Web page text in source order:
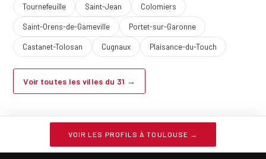
Tournefeuille Saint-Jean Colomiers
Saint-Orens-de-Gameville Portet-sur-Garonne
Castanet-Tolosan Cugnaux Plaisance-du-Touch
Voir toutes les villes du 31 →
Mentions légales·Confidentialité
VOIR LES PROFILS À TOULOUSE →